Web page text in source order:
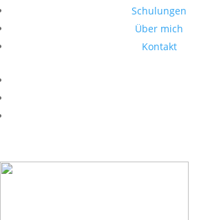
Schulungen
Über mich
Kontakt